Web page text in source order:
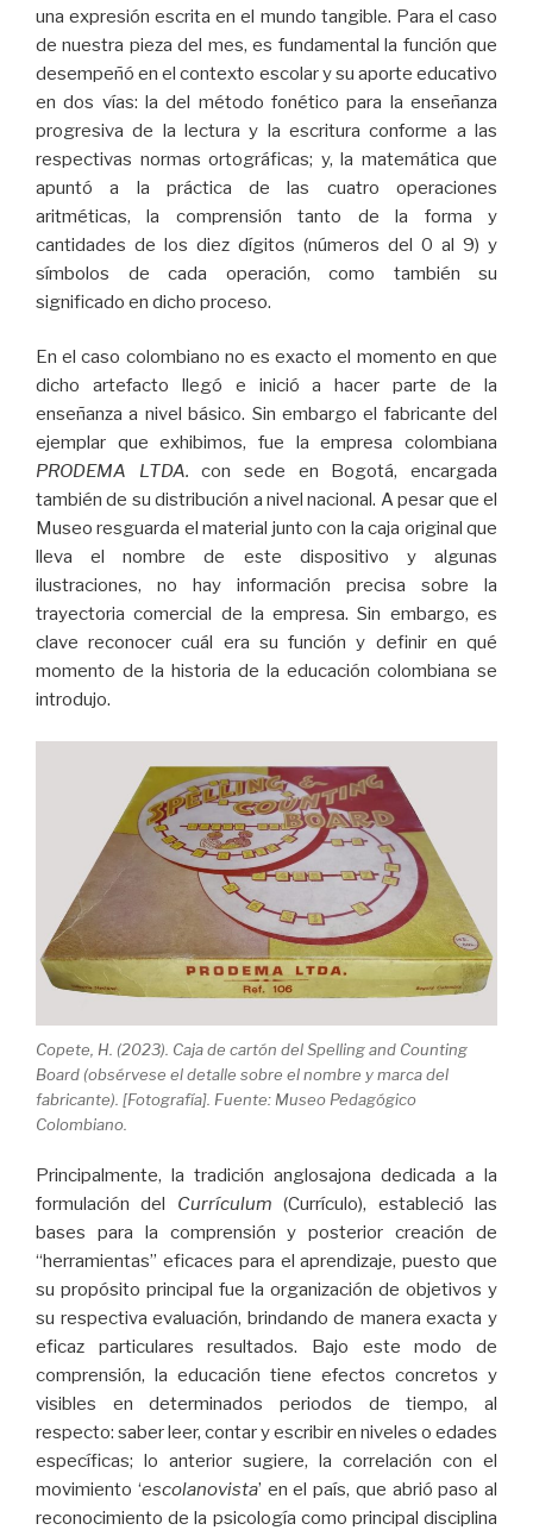
una expresión escrita en el mundo tangible. Para el caso
de nuestra pieza del mes, es fundamental la función que
desempeñó en el contexto escolar y su aporte educativo
en dos vías: la del método fonético para la enseñanza
progresiva de la lectura y la escritura conforme a las
respectivas normas ortográficas; y, la matemática que
apuntó a la práctica de las cuatro operaciones
aritméticas, la comprensión tanto de la forma y
cantidades de los diez dígitos (números del 0 al 9) y
símbolos de cada operación, como también su
significado en dicho proceso.
En el caso colombiano no es exacto el momento en que
dicho artefacto llegó e inició a hacer parte de la
enseñanza a nivel básico. Sin embargo el fabricante del
ejemplar que exhibimos, fue la empresa colombiana
PRODEMA LTDA.con sede en Bogotá, encargada
también de su distribución a nivel nacional. A pesar que el
Museo resguarda el material junto con la caja original que
lleva el nombre de este dispositivo y algunas
ilustraciones, no hay información precisa sobre la
trayectoria comercial de la empresa. Sin embargo, es
clave reconocer cuál era su función y definir en qué
momento de la historia de la educación colombiana se
introdujo.
Copete, H. (2023). Caja de cartón del Spelling and Counting
Board (obsérvese el detalle sobre el nombre y marca del
fabricante). [Fotografía]. Fuente: Museo Pedagógico
Colombiano.
Principalmente, la tradición anglosajona dedicada a la
formulación del Currículum (Currículo), estableció las
bases para la comprensión y posterior creación de
“herramientas” eficaces para el aprendizaje, puesto que
su propósito principal fue la organización de objetivos y
su respectiva evaluación, brindando de manera exacta y
eficaz particulares resultados. Bajo este modo de
comprensión, la educación tiene efectos concretos y
visibles en determinados periodos de tiempo, al
respecto: saber leer, contar y escribir en niveles o edades
específicas; lo anterior sugiere, la correlación con el
movimiento ‘escolanovista’ en el país, que abrió paso al
reconocimiento de la psicología como principal disciplina